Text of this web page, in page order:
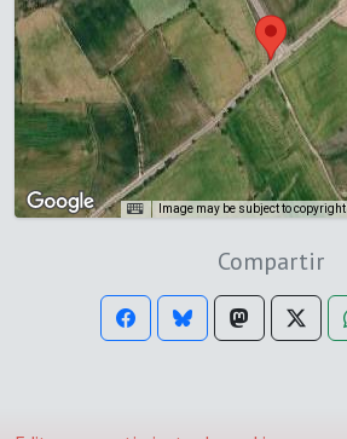
Image may be subject to copyright
Compartir